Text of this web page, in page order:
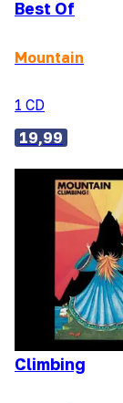
Best Of
Mountain
1 CD
19,99
Climbing